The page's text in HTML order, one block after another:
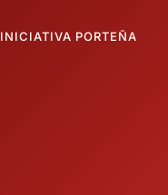
INICIATIVA PORTEÑA